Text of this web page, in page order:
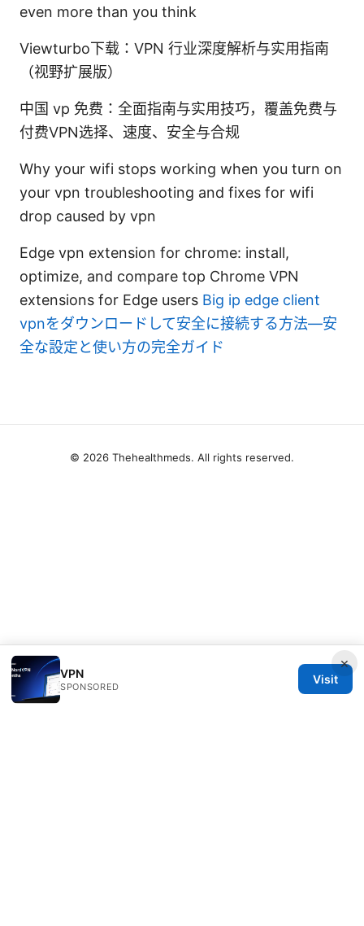
even more than you think
Viewturbo下载：VPN 行业深度解析与实用指南
（视野扩展版）
中国 vp 免费：全面指南与实用技巧，覆盖免费与
付费VPN选择、速度、安全与合规
Why your wifi stops working when you turn on
your vpn troubleshooting and fixes for wifi
drop caused by vpn
Edge vpn extension for chrome: install,
optimize, and compare top Chrome VPN
extensions for Edge users Big ip edge client
vpnをダウンロードして安全に接続する方法—安
全な設定と使い方の完全ガイド
×
VPN
SPONSORED
Visit
© 2026 Thehealthmeds. All rights reserved.